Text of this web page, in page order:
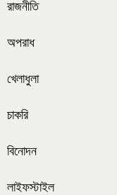
রাজনীতি
অপরাধ
খেলাধুলা
চাকরি
বিনোদন
লাইফস্টাইল